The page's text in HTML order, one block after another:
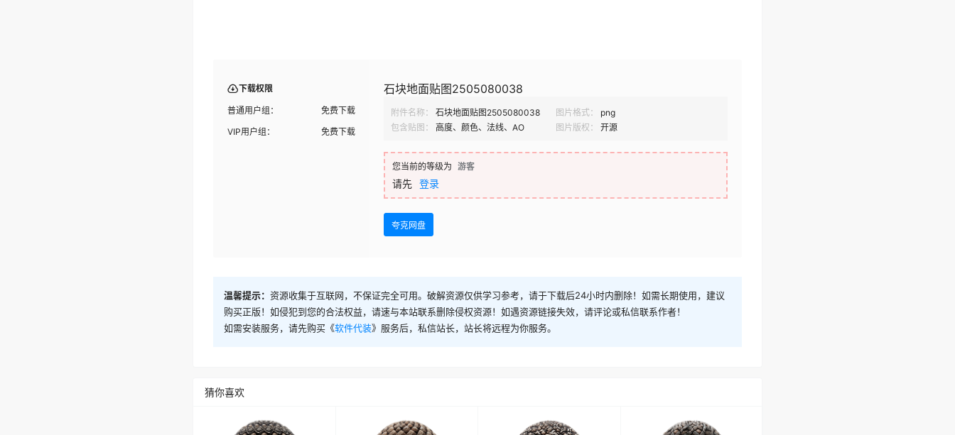
下载权限
普通用户组：
免费下载
VIP用户组：
免费下载
石块地面贴图2505080038
附件名称： 石块地面贴图2505080038 图片格式：
png
包含贴图：
高度、颜色、法线、AO 图片版权： 开源
您当前的等级为 游客
请先 登录
夸克网盘
温馨提示： 资源收集于互联网，不保证完全可用。破解资源仅供学习参考，请于下载后24小时内删除！如需长期使用，建议
购买正版！如侵犯到您的合法权益，请速与本站联系删除侵权资源！如遇资源链接失效，请评论或私信联系作者！
如需安装服务，请先购买《软件代装》服务后，私信站长，站长将远程为你服务。
猜你喜欢